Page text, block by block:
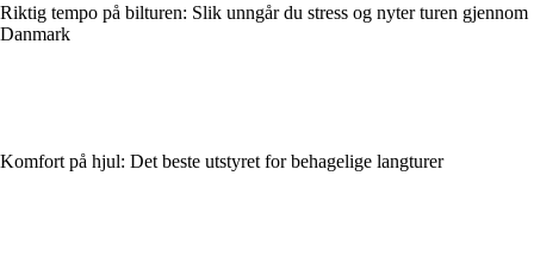
Riktig tempo på bilturen: Slik unngår du stress og nyter turen gjennom
Danmark
Komfort på hjul: Det beste utstyret for behagelige langturer